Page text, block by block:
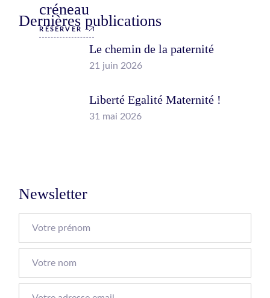
créneau
RÉSERVER
Dernières publications
Le chemin de la paternité
21 juin 2026
Liberté Egalité Maternité !
31 mai 2026
Newsletter